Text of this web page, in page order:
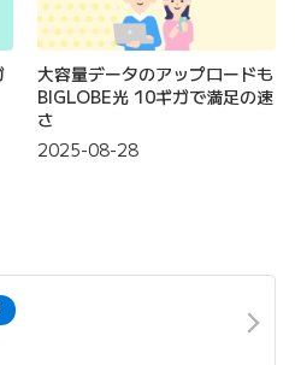
大容量データのアップロードも
BIGLOBE光 10ギガで満足の速
さ
2025-08-28